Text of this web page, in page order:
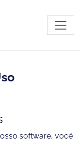
software, você